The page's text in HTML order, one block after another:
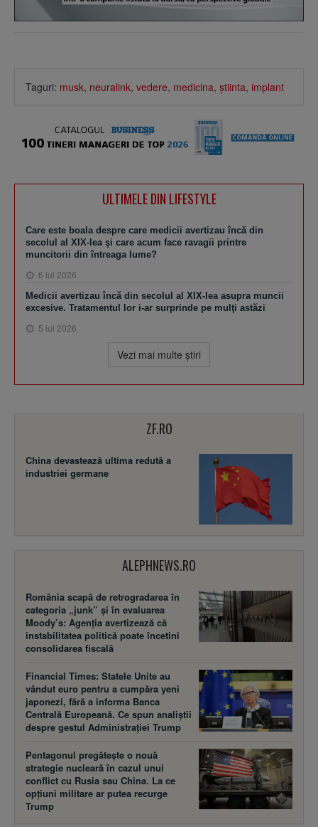
Taguri: musk, neuralink, vedere, medicina, ştiinta, implant
ULTIMELE DIN LIFESTYLE
Care este boala despre care medicii avertizau încă din
secolul al XIX-lea şi care acum face ravagii printre
muncitorii din întreaga lume?
6 iul 2026
Medicii avertizau încă din secolul al XIX-lea asupra muncii
excesive. Tratamentul lor i-ar surprinde pe mulţi astăzi
5 iul 2026
Vezi mai multe ştiri
ZF.RO
China devastează ultima redută a
industriei germane
ALEPHNEWS.RO
România scapă de retrogradarea în
categoria „junk” și în evaluarea
Moody’s: Agenția avertizează că
instabilitatea politică poate încetini
consolidarea fiscală
Financial Times: Statele Unite au
vândut euro pentru a cumpăra yeni
japonezi, fără a informa Banca
Centrală Europeană. Ce spun analiștii
despre gestul Administrației Trump
Pentagonul pregătește o nouă
strategie nucleară în cazul unui
conflict cu Rusia sau China. La ce
opțiuni militare ar putea recurge
Trump